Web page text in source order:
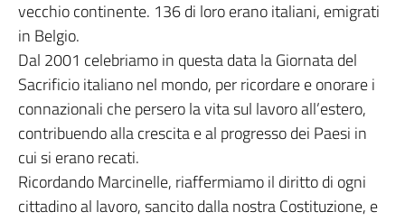
vecchio continente. 136 di loro erano italiani, emigrati
in Belgio.
Dal 2001 celebriamo in questa data la Giornata del
Sacrificio italiano nel mondo, per ricordare e onorare i
connazionali che persero la vita sul lavoro all’estero,
contribuendo alla crescita e al progresso dei Paesi in
cui si erano recati.
Ricordando Marcinelle, riaffermiamo il diritto di ogni
cittadino al lavoro, sancito dalla nostra Costituzione, e